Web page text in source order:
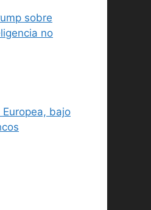
sobre
no
bajo